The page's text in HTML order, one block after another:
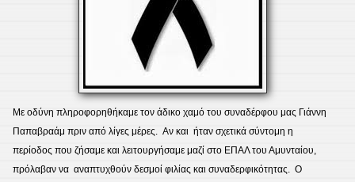
Με οδύνη πληροφορηθήκαμε τον άδικο χαμό του συναδέρφου μας Γιάννη
Παπαβραάμ πριν από λίγες μέρες. Αν και ήταν σχετικά σύντομη η
περίοδος που ζήσαμε και λειτουργήσαμε μαζί στο ΕΠΑΛ του Αμυνταίου,
πρόλαβαν να αναπτυχθούν δεσμοί φιλίας και συναδερφικότητας. Ο